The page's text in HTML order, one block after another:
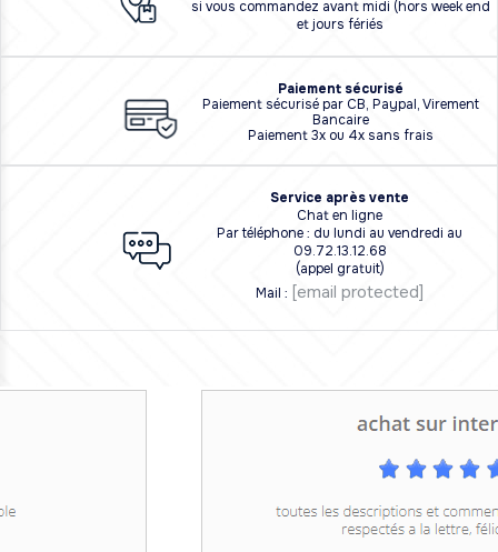
si vous commandez avant midi (hors week end
et jours fériés
Paiement sécurisé
Paiement sécurisé par CB, Paypal, Virement
Bancaire
Paiement 3x ou 4x sans frais
Service après vente
Chat en ligne
Par téléphone : du lundi au vendredi au
09.72.13.12.68
(appel gratuit)
Mail : [email protected]